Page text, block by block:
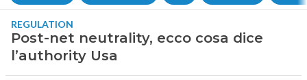
REGULATION
Post-net neutrality, ecco cosa dice
l’authority Usa